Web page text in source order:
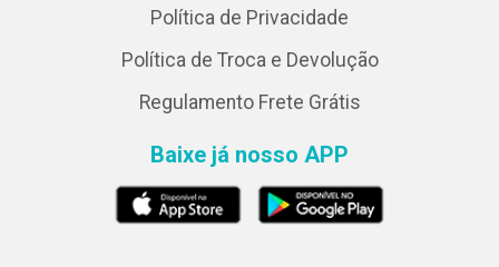
Política de Privacidade
Política de Troca e Devolução
Regulamento Frete Grátis
Baixe já nosso APP